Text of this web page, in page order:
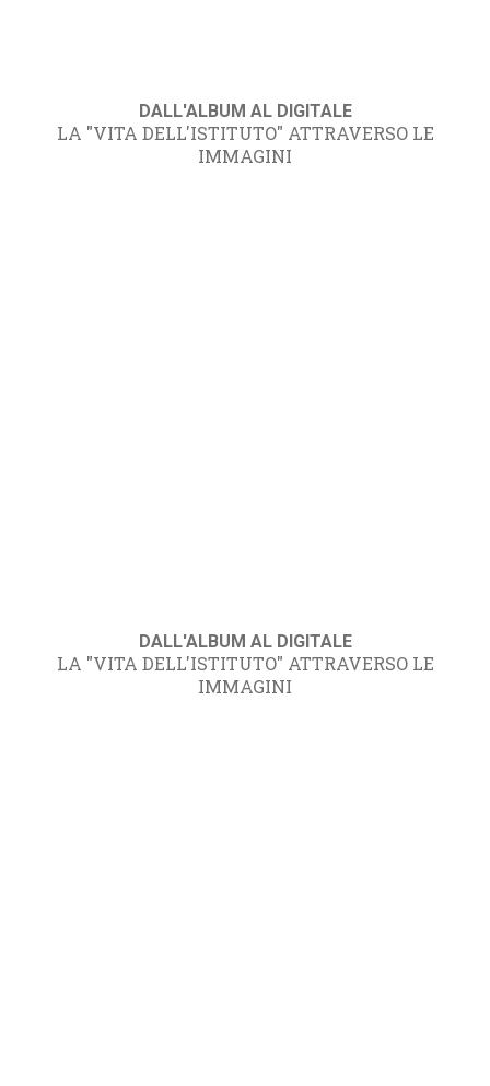
DALL'ALBUM AL DIGITALE
LA "VITA DELL'ISTITUTO" ATTRAVERSO LE
IMMAGINI
DALL'ALBUM AL DIGITALE
LA "VITA DELL'ISTITUTO" ATTRAVERSO LE
IMMAGINI